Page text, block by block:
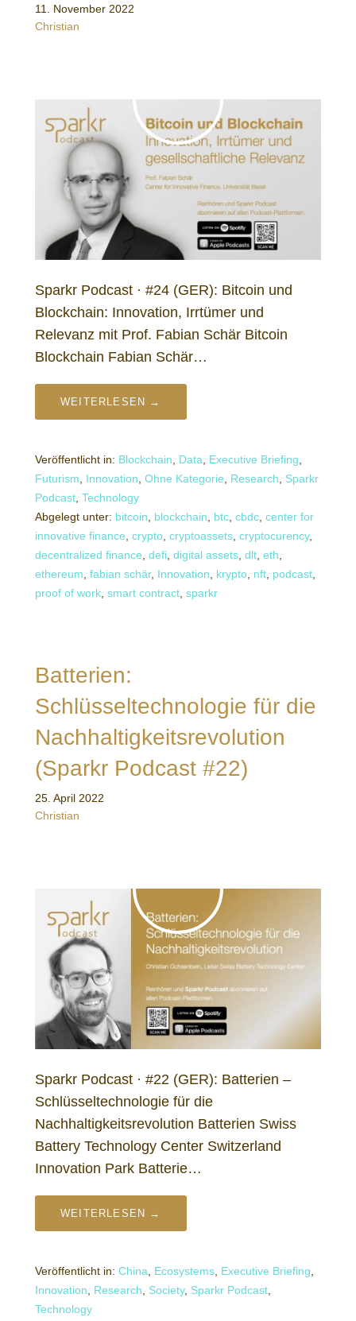
11. November 2022
Christian
Sparkr Podcast · #24 (GER): Bitcoin und
Blockchain: Innovation, Irrtümer und
Relevanz mit Prof. Fabian Schär Bitcoin
Blockchain Fabian Schär…
WEITERLESEN →
Veröffentlicht in: Blockchain Data Executive Briefing
Futurism
Innovation Ohne Kategorie Research
Sparkr
Podcast Technology
Abgelegt unter: bitcoin blockchain btc cbdc center for
innovative finance crypto cryptoassets cryptocurency,
decentralized finance defi digital assets dlt eth
ethereum fabian schär, Innovation krypto nft podcast
proof of work smart contract sparkr
Batterien:
Schlüsseltechnologie für die
Nachhaltigkeitsrevolution
(Sparkr Podcast #22)
25. April 2022
Christian
Sparkr Podcast · #22 (GER): Batterien –
Schlüsseltechnologie für die
Nachhaltigkeitsrevolution Batterien Swiss
Battery Technology Center Switzerland
Innovation Park Batterie…
WEITERLESEN →
Veröffentlicht in: China, Ecosystems, Executive Briefing,
Innovation, Research, Society, Sparkr Podcast,
Technology